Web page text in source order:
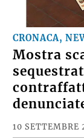
CRONACA,
Mostra
10 SETTEMBRE